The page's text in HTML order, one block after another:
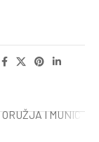
I MUNICIJE